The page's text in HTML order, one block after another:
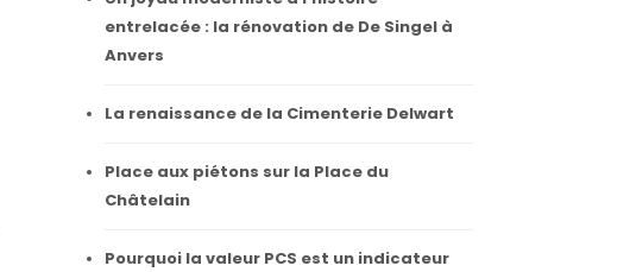
entrelacée : la rénovation de De Singel à
Anvers
La renaissance de la Cimenterie Delwart
Place aux piétons sur la Place du
Châtelain
Pourquoi la valeur PCS est un indicateur